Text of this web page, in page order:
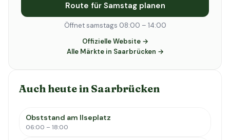
Route für Samstag planen
Öffnet samstags 08:00 – 14:00
Offizielle Website →
Alle Märkte in Saarbrücken →
Auch heute in Saarbrücken
Obststand am Ilseplatz
06:00 – 18:00